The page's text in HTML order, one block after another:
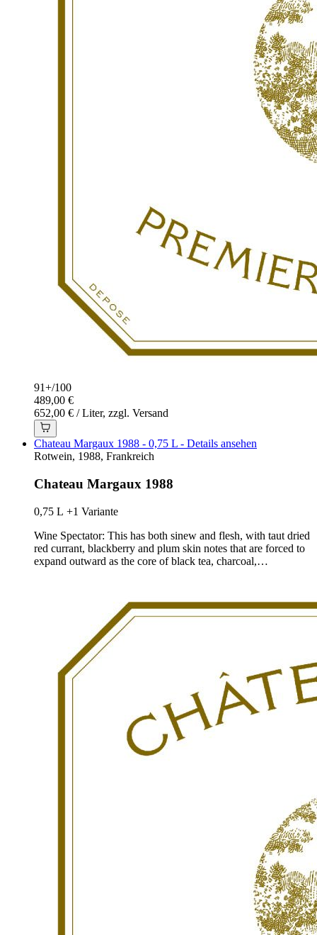
91+/100
489,00 €
652,00 € / Liter, zzgl. Versand
Chateau Margaux 1988 - 0,75 L - Details ansehen
Rotwein, 1988, Frankreich
Chateau Margaux 1988
0,75 L +1 Variante
Wine Spectator: This has both sinew and flesh, with taut dried
red currant, blackberry and plum skin notes that are forced to
expand outward as the core of black tea, charcoal,…